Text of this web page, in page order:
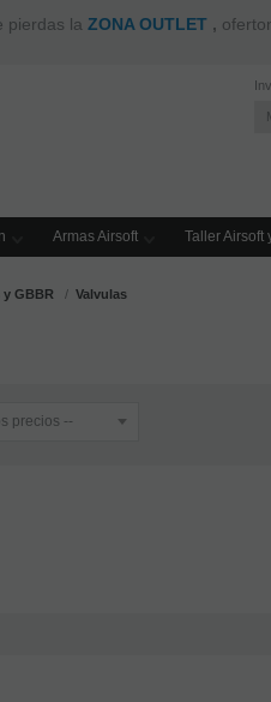
a partir de 100€ de compra y
Armas Airsoft Taller Airsoft
GBBR Valvulas